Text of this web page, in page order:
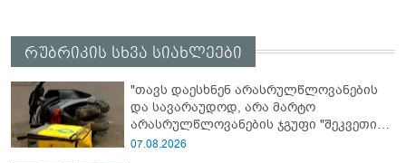
რუბრიკის სხვა სიახლეები
"თავს დაესხნენ არასრულწლოვანების
და სავარაუდოდ, არა მარტო
არასრულწლოვანების ჯგუფი "შეკვეთის
მიტანისას, "გლოვოს" კურიერია
07.08.2026